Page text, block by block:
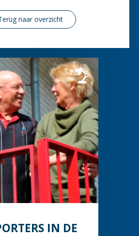
naar overzicht
IN DE